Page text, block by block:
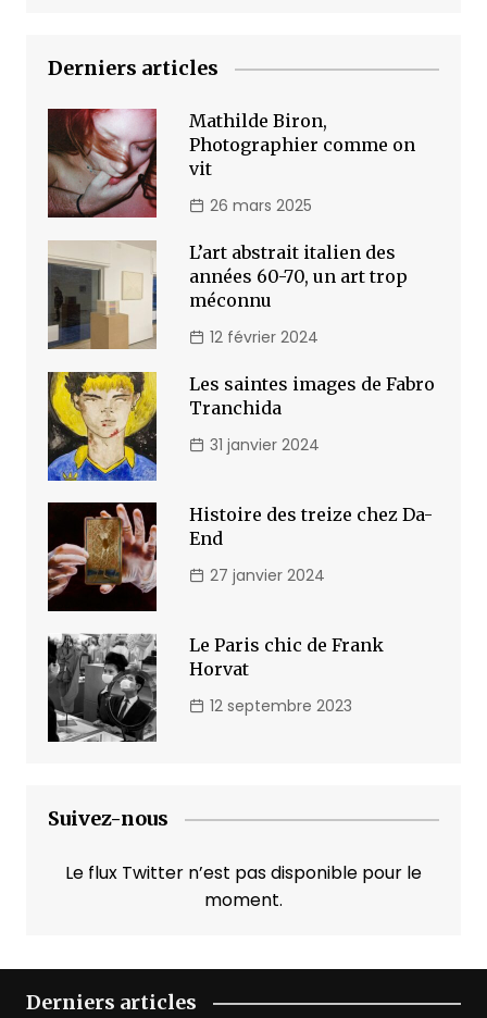
Derniers articles
Mathilde Biron,
Photographier comme on
vit
26 mars 2025
L’art abstrait italien des
années 60-70, un art trop
méconnu
12 février 2024
Les saintes images de Fabro
Tranchida
31 janvier 2024
Histoire des treize chez Da-
End
27 janvier 2024
Le Paris chic de Frank
Horvat
12 septembre 2023
Suivez-nous
Le flux Twitter n’est pas disponible pour le
moment.
Derniers articles